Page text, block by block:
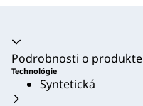
Akordeón sa zrútil
Podrobnosti o produkte
Technológie
Syntetická